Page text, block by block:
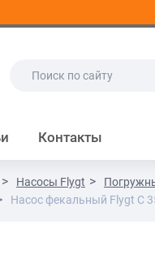
Контакты
Насосы Flygt
Насос фекальный Flygt C